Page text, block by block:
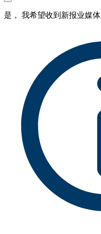
是， 我希望收到新报业媒体